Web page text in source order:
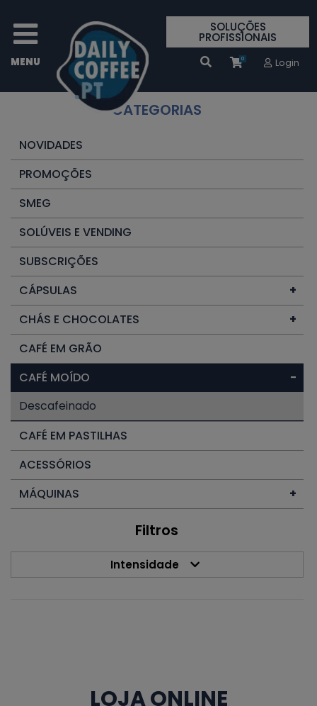
SOLUÇÕES
PROFISSIONAIS
0 Login
CATEGORIAS
NOVIDADES
PROMOÇÕES
SMEG
SOLÚVEIS E VENDING
SUBSCRIÇÕES
CÁPSULAS
+
CHÁS E CHOCOLATES
+
CAFÉ EM GRÃO
CAFÉ MOÍDO
−
Descafeinado
CAFÉ EM PASTILHAS
ACESSÓRIOS
MÁQUINAS
+
Filtros
Intensidade
LOJA ONLINE